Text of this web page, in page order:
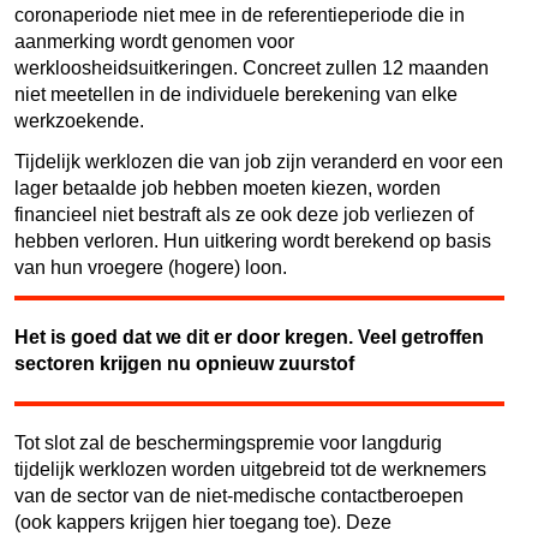
coronaperiode niet mee in de referentieperiode die in
aanmerking wordt genomen voor
werkloosheidsuitkeringen. Concreet zullen 12 maanden
niet meetellen in de individuele berekening van elke
werkzoekende.
Tijdelijk werklozen die van job zijn veranderd en voor een
lager betaalde job hebben moeten kiezen, worden
financieel niet bestraft als ze ook deze job verliezen of
hebben verloren. Hun uitkering wordt berekend op basis
van hun vroegere (hogere) loon.
Het is goed dat we dit er door kregen. Veel getroffen
sectoren krijgen nu opnieuw zuurstof
Tot slot zal de beschermingspremie voor langdurig
tijdelijk werklozen worden uitgebreid tot de werknemers
van de sector van de niet-medische contactberoepen
(ook kappers krijgen hier toegang toe). Deze